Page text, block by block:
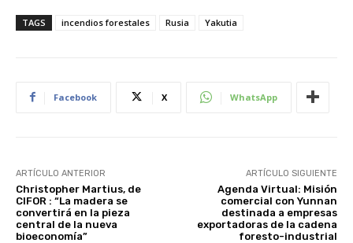
TAGS incendios forestales Rusia Yakutia
Facebook X WhatsApp
ARTÍCULO ANTERIOR
Christopher Martius, de
CIFOR : “La madera se
convertirá en la pieza
central de la nueva
bioeconomía”
ARTÍCULO SIGUIENTE
Agenda Virtual: Misión
comercial con Yunnan
destinada a empresas
exportadoras de la cadena
foresto-industrial